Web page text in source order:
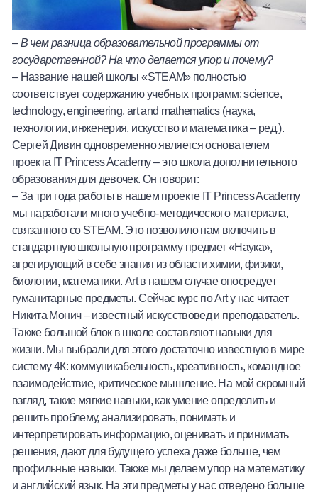
–В чем разница образовательной программы от
государственной? На что делается упор и почему?
– Название нашей школы «STEAM» полностью
соответствует содержанию учебных программ: science,
technology, engineering, art and mathematics (наука,
технологии, инженерия, искусство и математика – ред.).
Сергей Дивин одновременно является основателем
проекта IT Princess Academy – это школа дополнительного
образования для девочек. Он говорит:
– За три года работы в нашем проекте IT Princess Academy
мы наработали много учебно-методического материала,
связанного со STEAM. Это позволило нам включить в
стандартную школьную программу предмет «Наука»,
агрегирующий в себе знания из области химии, физики,
биологии, математики. Art в нашем случае опосредует
гуманитарные предметы. Сейчас курс по Art у нас читает
Никита Монич – известный искусствовед и преподаватель.
Также большой блок в школе составляют навыки для
жизни. Мы выбрали для этого достаточно известную в мире
систему 4К: коммуникабельность, креативность, командное
взаимодействие, критическое мышление. На мой скромный
взгляд, такие мягкие навыки, как умение определить и
решить проблему, анализировать, понимать и
интерпретировать информацию, оценивать и принимать
решения, дают для будущего успеха даже больше, чем
профильные навыки. Также мы делаем упор на математику
и английский язык. На эти предметы у нас отведено больше